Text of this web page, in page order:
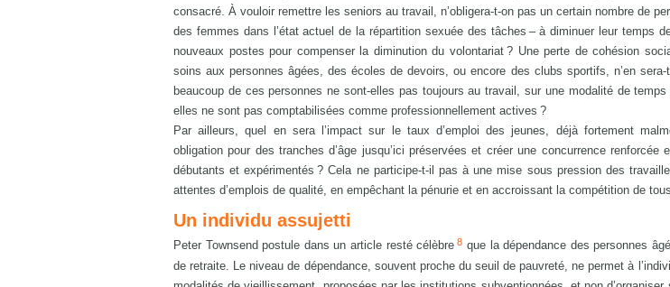
consacré. À vouloir remettre les seniors au travail, n’obligera-t-on pas un certain nombre de
des femmes dans l’état actuel de la répartition sexuée des tâches – à diminuer leur temps
nouveaux postes pour compenser la diminution du volontariat ? Une perte de cohésion
soins aux personnes âgées, des écoles de devoirs, ou encore des clubs sportifs, n’en
beaucoup de ces personnes ne sont-elles pas toujours au travail, sur une modalité de
elles ne sont pas comptabilisées comme professionnellement actives ?
Par ailleurs, quel en sera l’impact sur le taux d’emploi des jeunes, déjà fortement
obligation pour des tranches d’âge jusqu’ici préservées et créer une concurrence
débutants et expérimentés ? Cela ne participe-t-il pas à une mise sous pression des
attentes d’emplois de qualité, en empêchant la pénurie et en accroissant la compétition de
Un individu assujetti
Peter Townsend postule dans un article resté célèbre8 que la dépendance des personnes
de retraite. Le niveau de dépendance, souvent proche du seuil de pauvreté, ne permet à